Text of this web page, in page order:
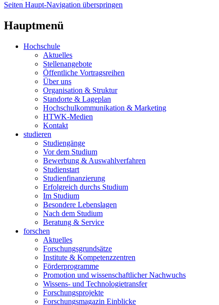
Seiten Haupt-Navigation überspringen
Hauptmenü
Hochschule
Aktuelles
Stellenangebote
Öffentliche Vortragsreihen
Über uns
Organisation & Struktur
Standorte & Lageplan
Hochschulkommunikation & Marketing
HTWK-Medien
Kontakt
studieren
Studiengänge
Vor dem Studium
Bewerbung & Auswahlverfahren
Studienstart
Studienfinanzierung
Erfolgreich durchs Studium
Im Studium
Besondere Lebenslagen
Nach dem Studium
Beratung & Service
forschen
Aktuelles
Forschungsgrundsätze
Institute & Kompetenzzentren
Förderprogramme
Promotion und wissenschaftlicher Nachwuchs
Wissens- und Technologietransfer
Forschungsprojekte
Forschungsmagazin Einblicke